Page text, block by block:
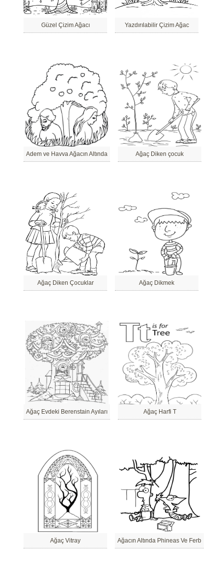
Güzel Çizim Ağacı Yazdırılabilir Çizim Ağac
Adem ve Havva Ağacın Altında Ağaç Diken çocuk
Ağaç Diken Çocuklar Ağaç Dikmek
Ağaç Evdeki Berenstain Ayıları Ağaç Harfi T
Ağaç Vitray Ağacın Altında Phineas Ve Ferb